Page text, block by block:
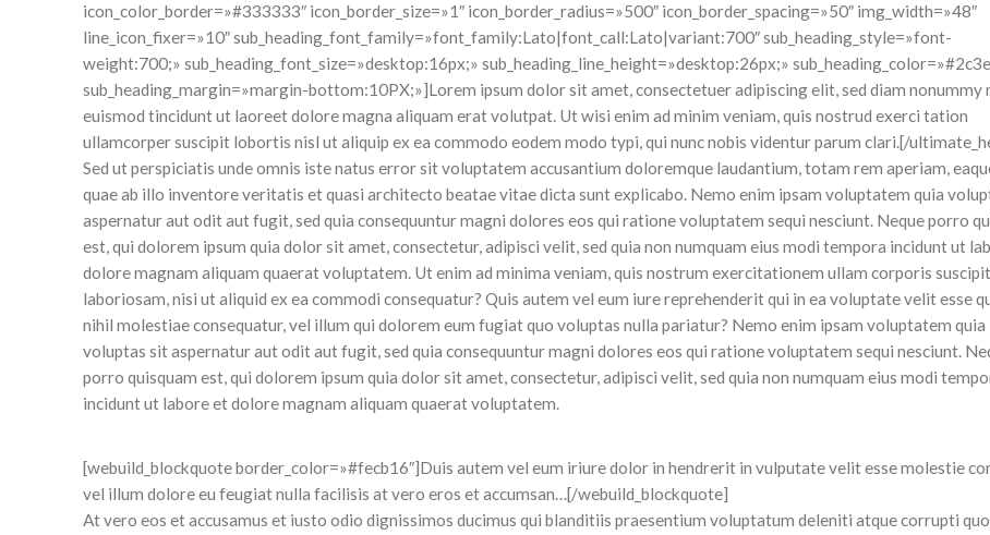
icon_color_border=»#333333″ icon_border_size=»1″ icon_border_radius=»500″ icon_border_spacing=»50″ img_width=»48″
line_icon_fixer=»10″ sub_heading_font_family=»font_family:Lato|font_call:Lato|variant:700″ sub_heading_style=»font-
weight:700;» sub_heading_font_size=»desktop:16px;» sub_heading_line_height=»desktop:26px;»
sub_heading_margin=»margin-bottom:10PX;»]Lorem ipsum dolor sit amet, consectetuer adipiscing elit, sed diam nonummy
euismod tincidunt ut laoreet dolore magna aliquam erat volutpat. Ut wisi enim ad minim veniam, quis nostrud exerci tation
ullamcorper suscipit lobortis nisl ut aliquip ex ea commodo eodem modo typi, qui nunc nobis videntur parum clari.[/
Sed ut perspiciatis unde omnis iste natus error sit voluptatem accusantium doloremque laudantium, totam rem aperiam,
quae ab illo inventore veritatis et quasi architecto beatae vitae dicta sunt explicabo. Nemo enim ipsam voluptatem quia
aspernatur aut odit aut fugit, sed quia consequuntur magni dolores eos qui ratione voluptatem sequi nesciunt. Neque porro
est, qui dolorem ipsum quia dolor sit amet, consectetur, adipisci velit, sed quia non numquam eius modi tempora incidunt ut
dolore magnam aliquam quaerat voluptatem. Ut enim ad minima veniam, quis nostrum exercitationem ullam corporis suscipit
laboriosam, nisi ut aliquid ex ea commodi consequatur? Quis autem vel eum iure reprehenderit qui in ea voluptate velit esse
nihil molestiae consequatur, vel illum qui dolorem eum fugiat quo voluptas nulla pariatur? Nemo enim ipsam voluptatem quia
voluptas sit aspernatur aut odit aut fugit, sed quia consequuntur magni dolores eos qui ratione voluptatem sequi nesciunt.
porro quisquam est, qui dolorem ipsum quia dolor sit amet, consectetur, adipisci velit, sed quia non numquam eius modi
incidunt ut labore et dolore magnam aliquam quaerat voluptatem.
[webuild_blockquote border_color=»#fecb16″]Duis autem vel eum iriure dolor in hendrerit in vulputate velit esse molestie
vel illum dolore eu feugiat nulla facilisis at vero eros et accumsan…[/webuild_blockquote]
At vero eos et accusamus et iusto odio dignissimos ducimus qui blanditiis praesentium voluptatum deleniti atque corrupti